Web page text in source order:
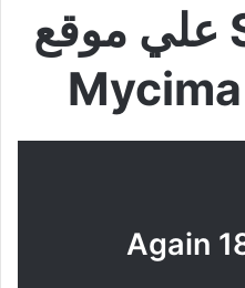
Season ep علي موقع